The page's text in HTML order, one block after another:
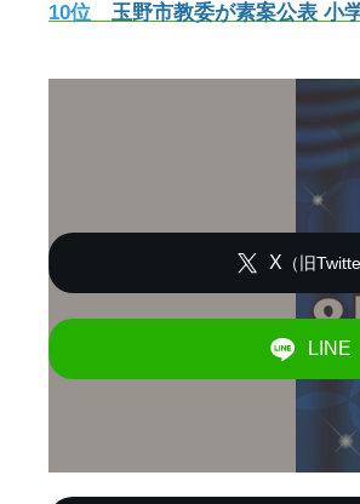
10位 玉野市教委が素案公表 小
X （旧
LINE